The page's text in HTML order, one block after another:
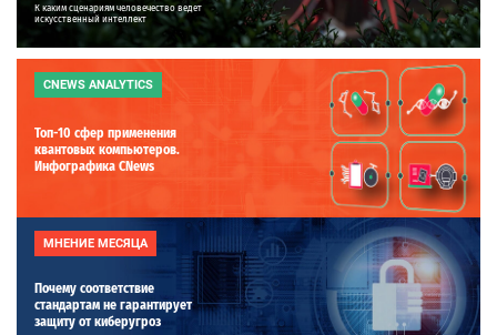
К каким сценариям человечество ведет
искусственный интеллект
CNEWS ANALYTICS
Топ-10 сфер применения
квантовых компьютеров.
Инфографика CNews
МНЕНИЕ МЕСЯЦА
Почему соответствие
стандартам не гарантирует
защиту от киберугроз